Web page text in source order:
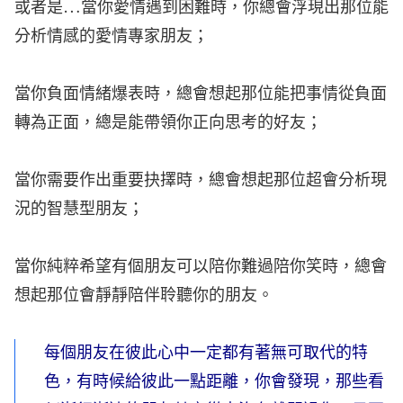
或者是…當你愛情遇到困難時，你總會浮現出那位能
分析情感的愛情專家朋友；
當你負面情緒爆表時，總會想起那位能把事情從負面
轉為正面，總是能帶領你正向思考的好友；
當你需要作出重要抉擇時，總會想起那位超會分析現
況的智慧型朋友；
當你純粹希望有個朋友可以陪你難過陪你笑時，總會
想起那位會靜靜陪伴聆聽你的朋友。
每個朋友在彼此心中一定都有著無可取代的特
色，有時候給彼此一點距離，你會發現，那些看